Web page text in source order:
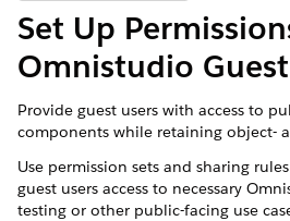
Set Up
Omnistudio
Provide guest users with access to
components while retaining object-
Use permission sets and sharing
guest users access to necessary
testing or other public-facing use